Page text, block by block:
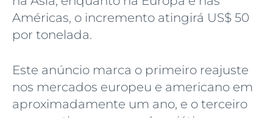
Américas, o incremento atingirá US$ 50
por tonelada.
Este anúncio marca o primeiro reajuste
nos mercados europeu e americano em
aproximadamente um ano, e o terceiro